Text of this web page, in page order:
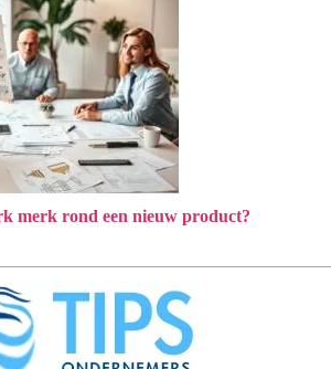
merk rond een nieuw product?